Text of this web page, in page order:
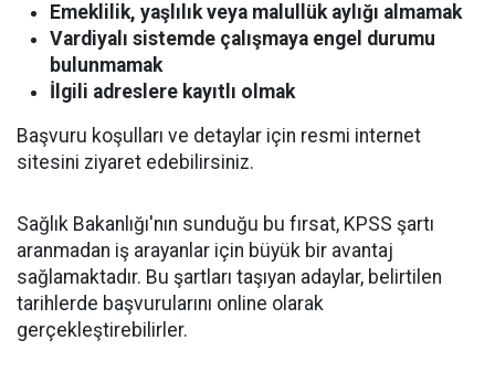
Emeklilik, yaşlılık veya malullük aylığı almamak
Vardiyalı sistemde çalışmaya engel durumu
bulunmamak
İlgili adreslere kayıtlı olmak
Başvuru koşulları ve detaylar için resmi internet
sitesini ziyaret edebilirsiniz.
Sağlık Bakanlığı'nın sunduğu bu fırsat, KPSS şartı
aranmadan iş arayanlar için büyük bir avantaj
sağlamaktadır. Bu şartları taşıyan adaylar, belirtilen
tarihlerde başvurularını online olarak
gerçekleştirebilirler.